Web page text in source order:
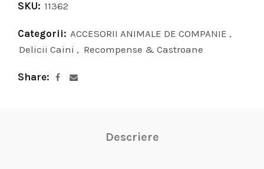
SKU: 11362
Categorii: ACCESORII ANIMALE DE COMPANIE ,
Delicii Caini , Recompense & Castroane
Share
Descriere